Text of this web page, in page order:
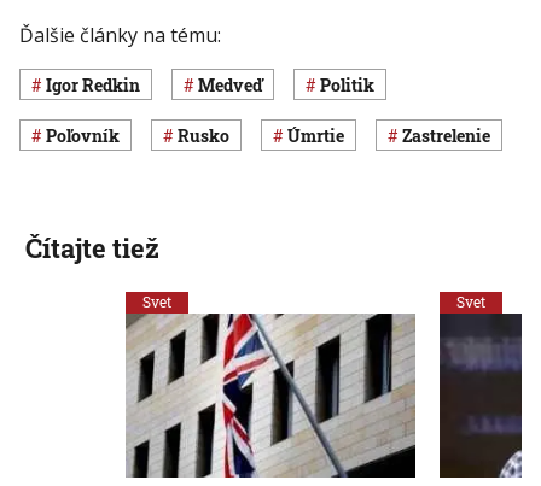
Ďalšie články na tému:
Igor Redkin medveď politik
poľovník Rusko úmrtie zastrelenie
Čítajte tiež
Svet Svet